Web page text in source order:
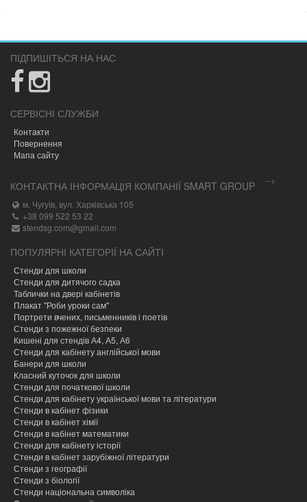
ПІДПИШІТЬСЯ НА НАС
СЕРВІСНІ СЛУЖБИ
Контакти
Повернення
Мапа сайту
-->
КОНТАКТНА ІНФОРМАЦІЯ КОМПАНІЇ SMART GROUP
м. Чугуїв, вул. Харківська 105
+38 099 522 53 22
stendsg.com@gmail.com
ПОПУЛЯРНІ КАТЕГОРІЇ НА САЙТІ
Стенди для школи
Стенди для дитячого садка
Таблички на двері кабінетів
Плакат "Роби уроки сам"
Портрети вчених, письменників і поетів
Стенди з пожежної безпеки
Кишені для стендів А4, А5, А6
Стенди для кабінету англійської мови
Банери для школи
Класний куточок для школи
Стенди для початкової школи
Стенди для кабінету української мови та літератури
Стенди в кабінет фізики
Стенди в кабінет хімії
Cтенди в кабінет математики
Стенди для кабінету історії
Стенди в кабінет зарубіжної літератури
Стенди з географії
Стенди з біології
Стенди національна символіка